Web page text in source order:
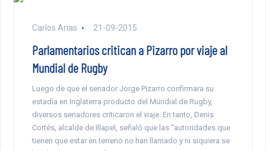
Carlos Arias 21-09-2015
Parlamentarios critican a Pizarro por viaje al
Mundial de Rugby
Luego de que el senador Jorge Pizarro confirmara su
estadía en Inglaterra producto del Mundial de Rugby,
diversos senadores criticaron el viaje. En tanto, Denis
Cortés, alcalde de Illapel, señaló que las “autoridades que
tienen que estar en terreno no han llamado y ni siquiera se